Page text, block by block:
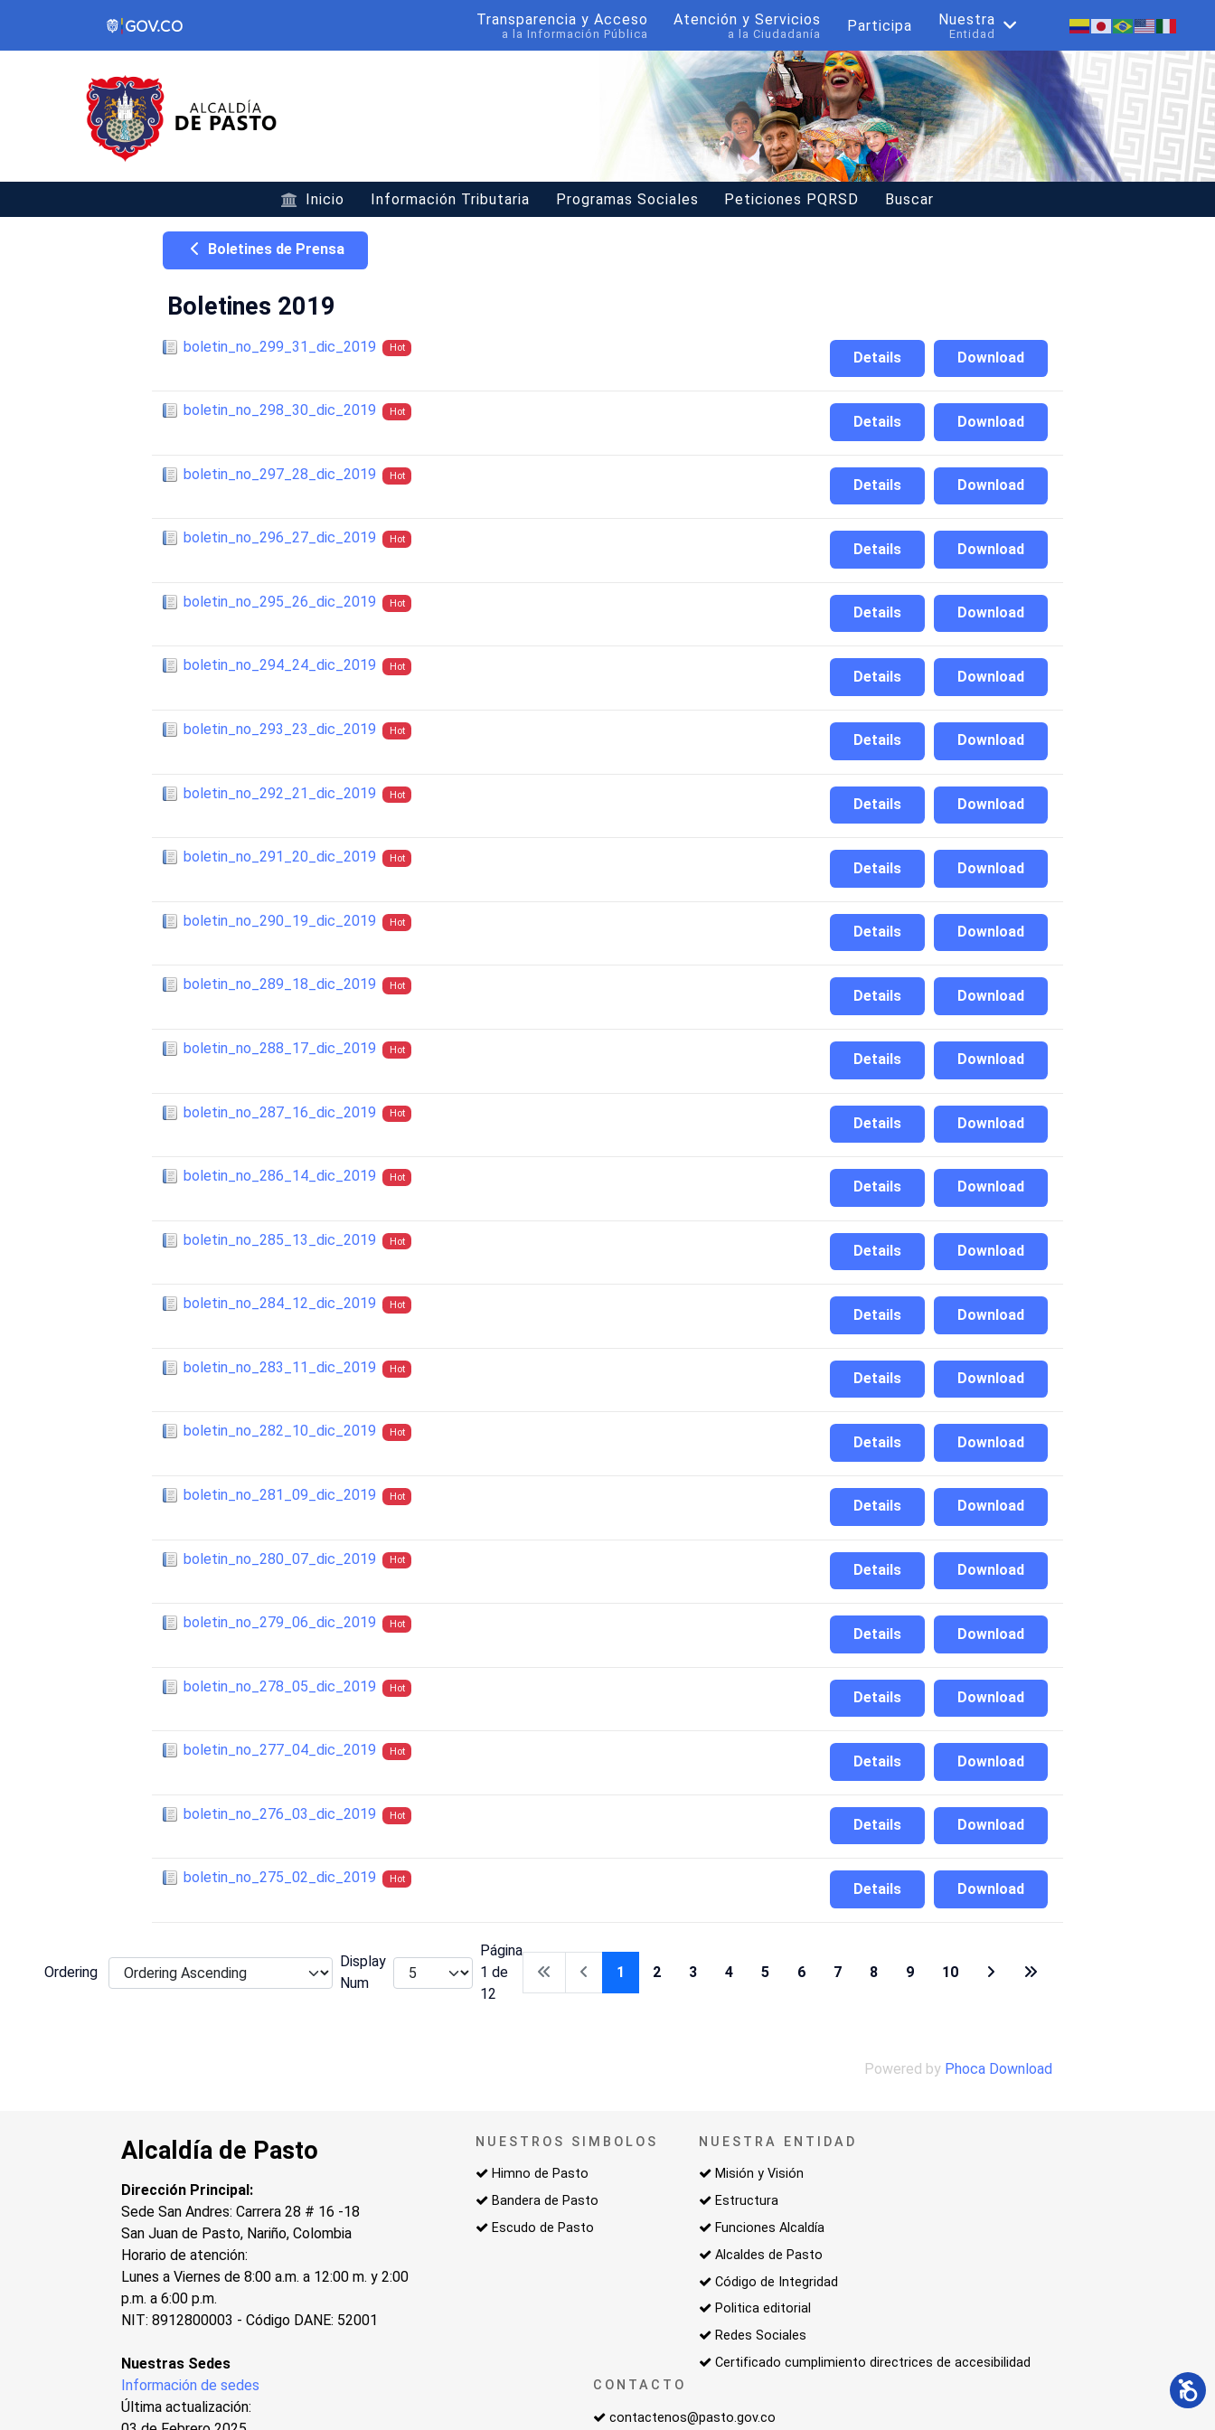
Transparencia y Acceso
a la Información Pública
Atención y Servicios
a la Ciudadanía Participa Nuestra
Entidad
Inicio Información Tributaria Programas Sociales Peticiones PQRSD Buscar
Boletines de Prensa
Boletines 2019
boletin_no_299_31_dic_2019 Hot
Download
Details
boletin_no_298_30_dic_2019 Hot
Download
Details
boletin_no_297_28_dic_2019 Hot
Download
Details
boletin_no_296_27_dic_2019 Hot
Download
Details
boletin_no_295_26_dic_2019 Hot
Download
Details
boletin_no_294_24_dic_2019 Hot
Download
Details
boletin_no_293_23_dic_2019 Hot
Download
Details
boletin_no_292_21_dic_2019 Hot
Download
Details
boletin_no_291_20_dic_2019 Hot
Download
Details
boletin_no_290_19_dic_2019 Hot
Download
Details
boletin_no_289_18_dic_2019 Hot
Download
Details
boletin_no_288_17_dic_2019 Hot
Download
Details
boletin_no_287_16_dic_2019 Hot
Download
Details
boletin_no_286_14_dic_2019 Hot
Download
Details
boletin_no_285_13_dic_2019 Hot
Download
Details
boletin_no_284_12_dic_2019 Hot
Download
Details
boletin_no_283_11_dic_2019 Hot
Download
Details
boletin_no_282_10_dic_2019 Hot
Download
Details
boletin_no_281_09_dic_2019 Hot
Download
Details
boletin_no_280_07_dic_2019 Hot
Download
Details
boletin_no_279_06_dic_2019 Hot
Download
Details
boletin_no_278_05_dic_2019 Hot
Download
Details
boletin_no_277_04_dic_2019 Hot
Download
Details
boletin_no_276_03_dic_2019 Hot
Download
Details
boletin_no_275_02_dic_2019 Hot
Download
Details
Ordering
Display
Num
Página
1 de
12
1 2 3 4 5 6 7 8 9 10
Powered by Phoca Download
Alcaldía de Pasto
Dirección Principal:
Sede San Andres: Carrera 28 # 16 -18
San Juan de Pasto, Nariño, Colombia
Horario de atención:
Lunes a Viernes de 8:00 a.m. a 12:00 m. y 2:00
p.m. a 6:00 p.m.
NIT: 8912800003 - Código DANE: 52001
Nuestras Sedes
Información de sedes
Última actualización:
NUESTROS SIMBOLOS
Himno de Pasto
Bandera de Pasto
Escudo de Pasto
NUESTRA ENTIDAD
Misión y Visión
Estructura
Funciones Alcaldía
Alcaldes de Pasto
Código de Integridad
Politica editorial
Redes Sociales
Certificado cumplimiento directrices de accesibilidad
CONTACTO
contactenos@pasto.gov.co